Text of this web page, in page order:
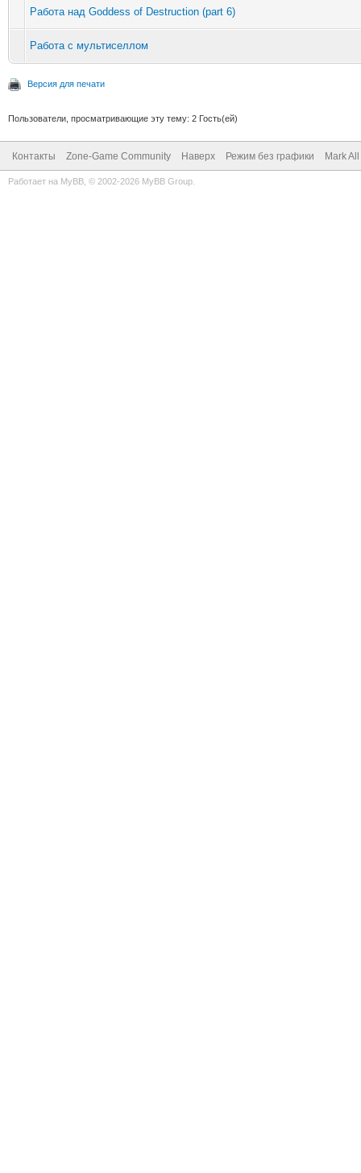
Работа над Goddess of Destruction (part 6)
Работа с мультиселлом
Версия для печати
Пользователи, просматривающие эту тему: 2 Гость(ей)
Контакты Zone-Game Community Наверх Режим без графики Mark
Работает на MyBB , © 2002-2026 MyBB Group